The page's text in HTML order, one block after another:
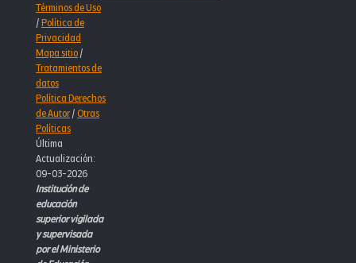
Términos de Uso
/Política de
Privacidad
Mapa sitio/
Tratamientos de
datos
Política Derechos
de Autor/Otras
Políticas
Última
Actualización:
09-03-2026
Institución de
educación
superior vigilada
y supervisada
por el Ministerio